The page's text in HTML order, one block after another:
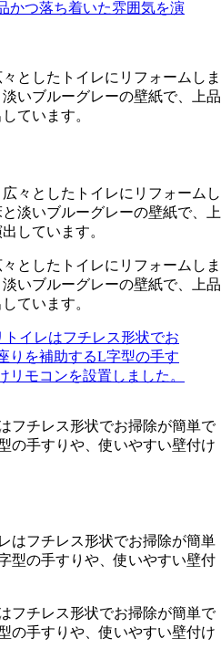
としたトイレにリフォームしま
いブルーグレーの壁紙で、上品
ています。
としたトイレにリフォームしま
いブルーグレーの壁紙で、上品
ています。
フチレス形状でお掃除が簡単で
の手すりや、使いやすい壁付け
フチレス形状でお掃除が簡単で
の手すりや、使いやすい壁付け